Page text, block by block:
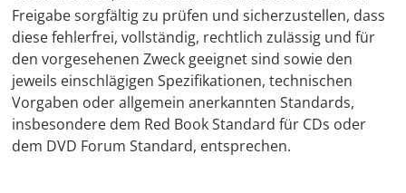
Freigabe sorgfältig zu prüfen und sicherzustellen, dass
diese fehlerfrei, vollständig, rechtlich zulässig und für
den vorgesehenen Zweck geeignet sind sowie den
jeweils einschlägigen Spezifikationen, technischen
Vorgaben oder allgemein anerkannten Standards,
insbesondere dem Red Book Standard für CDs oder
dem DVD Forum Standard, entsprechen.